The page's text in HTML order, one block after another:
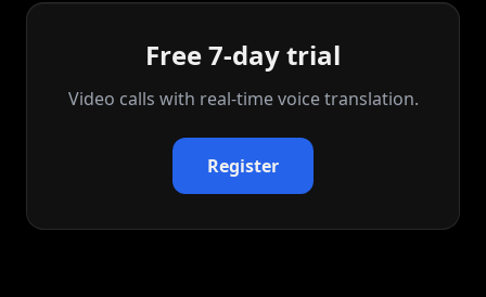
Free 7-day trial
Video calls with real‑time voice translation.
Register